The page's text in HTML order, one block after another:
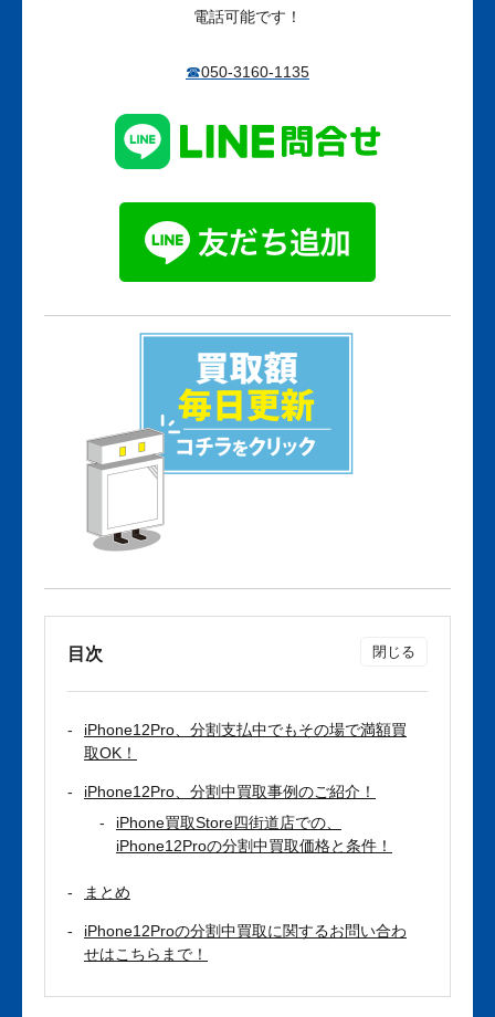
電話可能です！
☎050-3160-1135
目次
iPhone12Pro、分割支払中でもその場で満額買
取OK！
iPhone12Pro、分割中買取事例のご紹介！
iPhone買取Store四街道店での、
iPhone12Proの分割中買取価格と条件！
まとめ
iPhone12Proの分割中買取に関するお問い合わ
せはこちらまで！